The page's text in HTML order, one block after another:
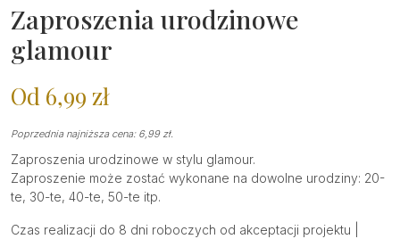
Zaproszenia urodzinowe
glamour
Od 6,99 zł
Poprzednia najniższa cena: 6,99 zł.
Zaproszenia urodzinowe w stylu glamour.
Zaproszenie może zostać wykonane na dowolne urodziny: 20-
te, 30-te, 40-te, 50-te itp.
Czas realizacji do 8 dni roboczych od akceptacji projektu |